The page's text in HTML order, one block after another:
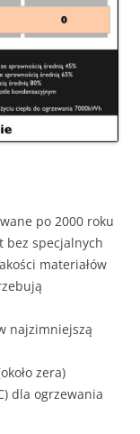
po 2000 roku
bez specjalnych
materiałów
najzimniejszą
zera)
dla ogrzewania